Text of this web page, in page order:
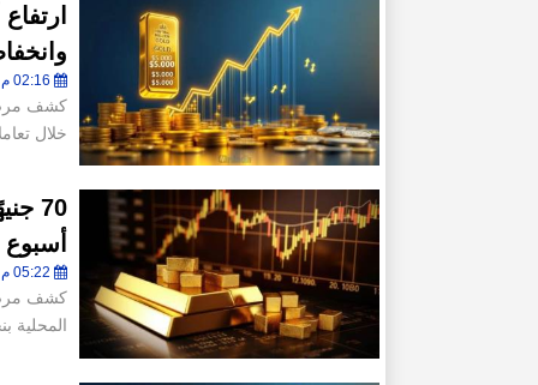
كشف
خلال
70
أسبوع
كشف
المحلية بنحو 1.2% خلال تعاملات